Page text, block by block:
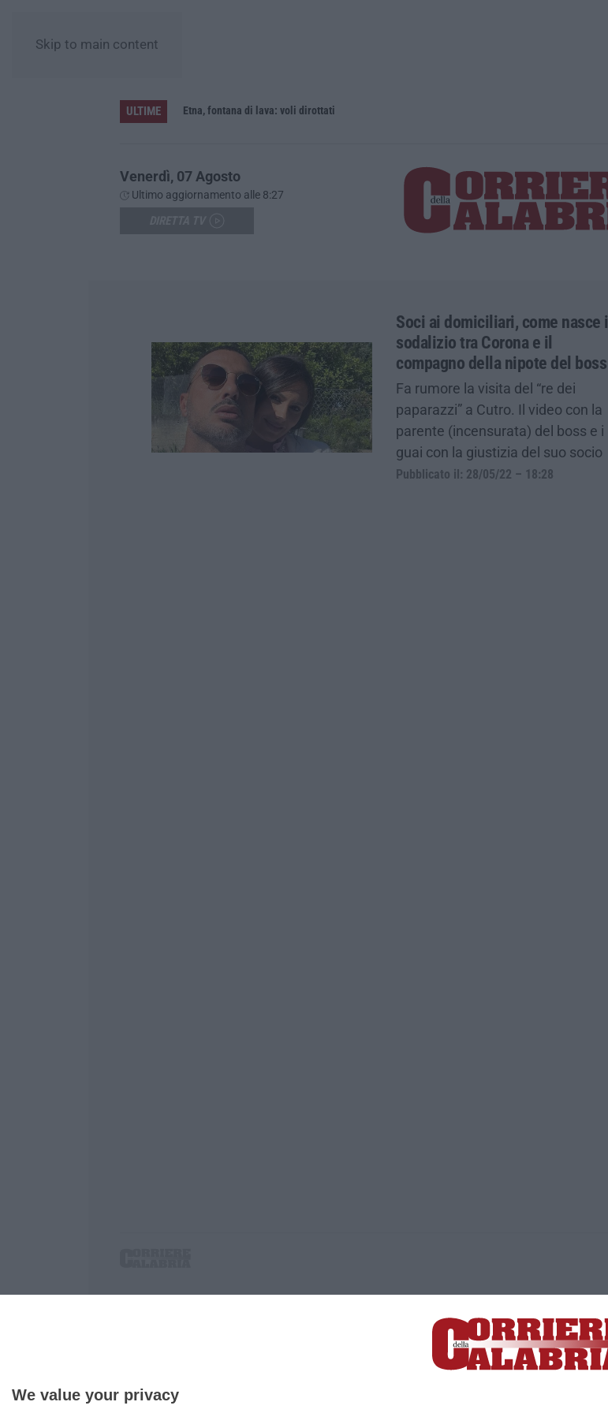
We value your privacy
Skip to main content
ULTIME Etna, fontana di lava: voli dirottati
Venerdì, 07 Agosto
Ultimo aggiornamento alle 8:27
Soci ai domiciliari, come nasce il
sodalizio tra Corona e il
compagno della nipote del boss
Fa rumore la visita del “re dei
paparazzi” a Cutro. Il video con la
parente (incensurata) del boss e i
guai con la giustizia del suo socio
Pubblicato il: 28/05/22 – 18:28
P.IVA. 03199620794, Via del mare 6/G, S.Eufemia, Lamezia Terme (CZ)
Iscrizione tribunale di Lamezia Terme 5/2011 - Direttore responsabile Paola Militano |Privacy